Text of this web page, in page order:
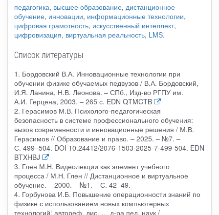
педагогика, высшее образование, дистанционное
обучение, инновации, информационные технологии,
цифровая грамотность, искусственный интеллект,
цифровизация, виртуальная реальность, LMS.
Список литературы
1. Бордовский В.А. Инновационные технологии при
обучении физике обучаемых педвузов / В.А. Бордовский,
И.Я. Ланина, Н.В. Леонова. – СПб., Изд-во РГПУ им.
А.И. Герцена, 2003. – 265 с. EDN QTMCTB
2. Герасимов М.В. Психолого-педагогическая
безопасность в системе профессионального обучения:
вызов современности и инновационные решения / М.В.
Герасимов // Образование и право. – 2025. – №7. –
С. 499–504. DOI 10.24412/2076-1503-2025-7-499-504. EDN
BTXHBJ
3. Глен М.Н. Видеолекции как элемент учебного
процесса / М.Н. Глен // Дистанционное и виртуальное
обучение. – 2000. – №1. – С. 42–49.
4. Горбунова И.Б. Повышение операционности знаний по
физике с использованием новых компьютерных
технологий: автореф. дис. … д-ра пед. наук /